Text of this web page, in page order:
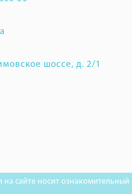
шоссе, д. 2/1
сайте носит ознакомительный